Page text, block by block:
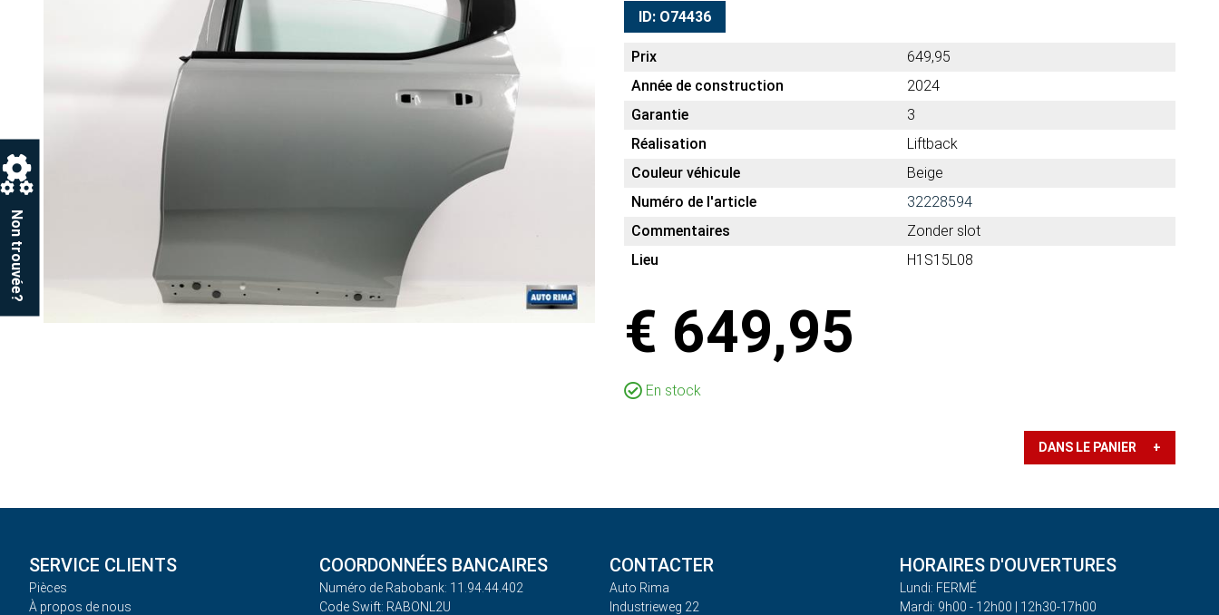
ID: O74436
Prix
649,95
Année de construction
2024
Garantie
3
Réalisation
Liftback
Couleur véhicule
Beige
Numéro de l'article
32228594
Commentaires
Zonder slot
Lieu
H1S15L08
€ 649,95
En stock
DANS LE PANIER +
SERVICE CLIENTS
Pièces
À propos de nous
COORDONNÉES BANCAIRES
Numéro de Rabobank: 11.94.44.402
Code Swift: RABONL2U
CONTACTER
Auto Rima
Industrieweg 22
HORAIRES D'OUVERTURES
Lundi: FERMÉ
Mardi: 9h00 - 12h00 | 12h30-17h00
Non trouvée?